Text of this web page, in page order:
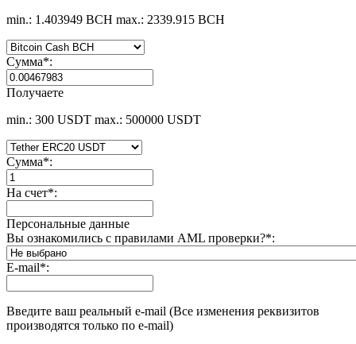
min.: 1.403949 BCH max.: 2339.915 BCH
Сумма*:
Получаете
min.: 300 USDT max.: 500000 USDT
Сумма*:
На счет*:
Персональные данные
Вы ознакомились с правилами AML проверки?*:
E-mail*:
Введите ваш реальный e-mail (Все изменения реквизитов
производятся только по e-mail)